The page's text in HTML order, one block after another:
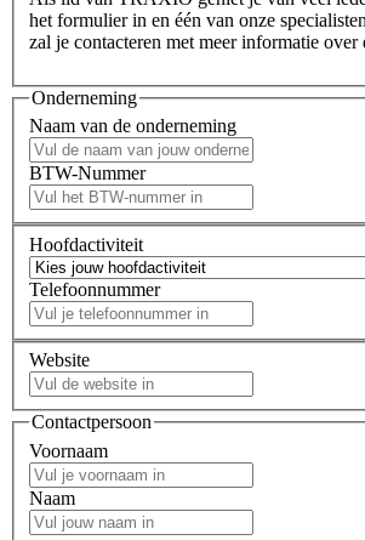
het formulier in en één van onze
zal je contacteren met meer informatie over
Onderneming
Naam van de onderneming
BTW-Nummer
Hoofdactiviteit
Telefoonnummer
Website
Contactpersoon
Voornaam
Naam